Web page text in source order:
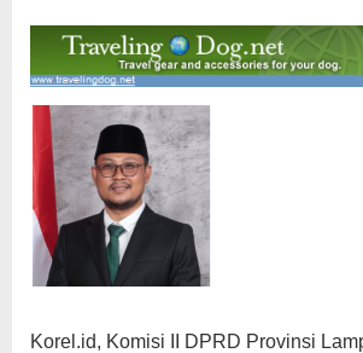
HET
Korel.id, Komisi II DPRD Provinsi